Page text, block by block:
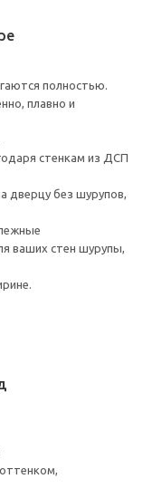
полностью.
плавно и
стенкам из ДСП
дверцу без шурупов,
ваших стен шурупы,